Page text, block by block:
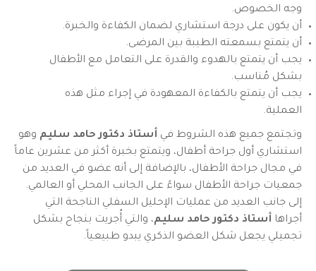
وجه الخصوص.
أن يكون على درجة استشاري لضمان الكفاءة والخبرة.
أن يتمتع بسمعته الطيبة بين المرضى.
يجب أن يتمتع بالهدوء والقدرة على التعامل مع الأطفال
بشكل مُناسب.
يجب أن يتمتع بالكفاءة المعهودة في إجراء مثل هذه
العملية.
وتجتمع جميع هذه الشروط في أستاذ دكتور حامد سليم وهو
استشاري أول جراحة أطفال، ويتمتع بخبرة أكثر من عشرين عاماً
في مجال جراحة الأطفال، بالإضافة إلى أنه عضو في العديد من
جمعيات جراحة الأطفال سواءً على الجانب المحلي أو العالمي.
إلى جانب العديد من عمليات الإحليل السفلي الناجحة التي
أجراها أستاذ دكتور حامد سليم، والتي أُجريت بنجاح بشكل
تجميلي يجعل شكل العضو الذكري يبدو طبيعياً.